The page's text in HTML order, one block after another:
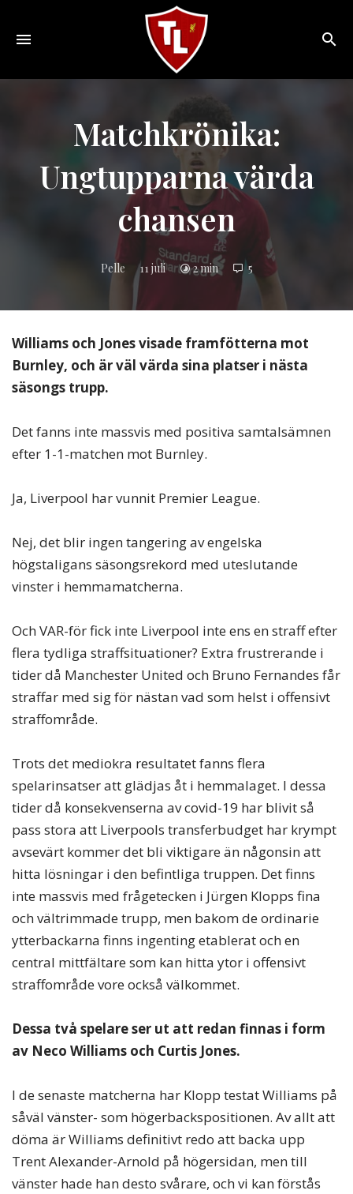
Sveriges
online
magazine!
Matchkrönika:
Ungtupparna värda
chansen
Pelle 11 juli 2 min 5
Williams och Jones visade framfötterna mot
Burnley, och är väl värda sina platser i nästa
säsongs trupp.
Det fanns inte massvis med positiva samtalsämnen
efter 1-1-matchen mot Burnley.
Ja, Liverpool har vunnit Premier League.
Nej, det blir ingen tangering av engelska
högstaligans säsongsrekord med uteslutande
vinster i hemmamatcherna.
Och VAR-för fick inte Liverpool inte ens en straff efter
flera tydliga straffsituationer? Extra frustrerande i
tider då Manchester United och Bruno Fernandes får
straffar med sig för nästan vad som helst i offensivt
straffområde.
Trots det mediokra resultatet fanns flera
spelarinsatser att glädjas åt i hemmalaget. I dessa
tider då konsekvenserna av covid-19 har blivit så
pass stora att Liverpools transferbudget har krympt
avsevärt kommer det bli viktigare än någonsin att
hitta lösningar i den befintliga truppen. Det finns
inte massvis med frågetecken i Jürgen Klopps fina
och vältrimmade trupp, men bakom de ordinarie
ytterbackarna finns ingenting etablerat och en
central mittfältare som kan hitta ytor i offensivt
straffområde vore också välkommet.
Dessa två spelare ser ut att redan finnas i form
av Neco Williams och Curtis Jones.
I de senaste matcherna har Klopp testat Williams på
såväl vänster- som högerbackspositionen. Av allt att
döma är Williams definitivt redo att backa upp
Trent Alexander-Arnold på högersidan, men till
vänster hade han desto svårare, och vi kan förstås